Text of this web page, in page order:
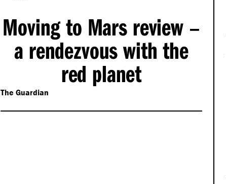
Moving to Mars review –
a rendezvous with the
red planet
The Guardian